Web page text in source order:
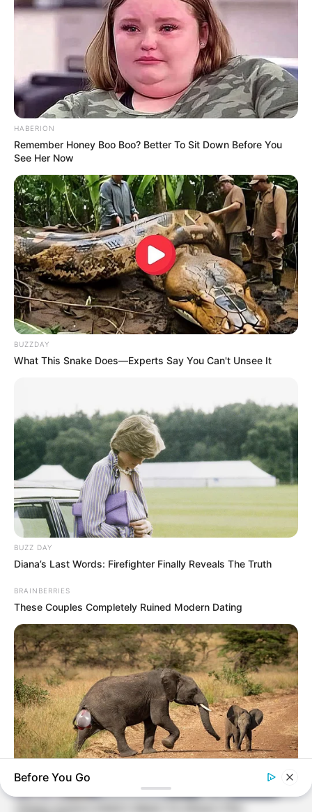
HABERION
Remember Honey Boo Boo? Better To Sit Down Before You
See Her Now
BUZZDAY
What This Snake Does—Experts Say You Can't Unsee It
BUZZ DAY
Diana’s Last Words: Firefighter Finally Reveals The Truth
BRAINBERRIES
These Couples Completely Ruined Modern Dating
Before You Go